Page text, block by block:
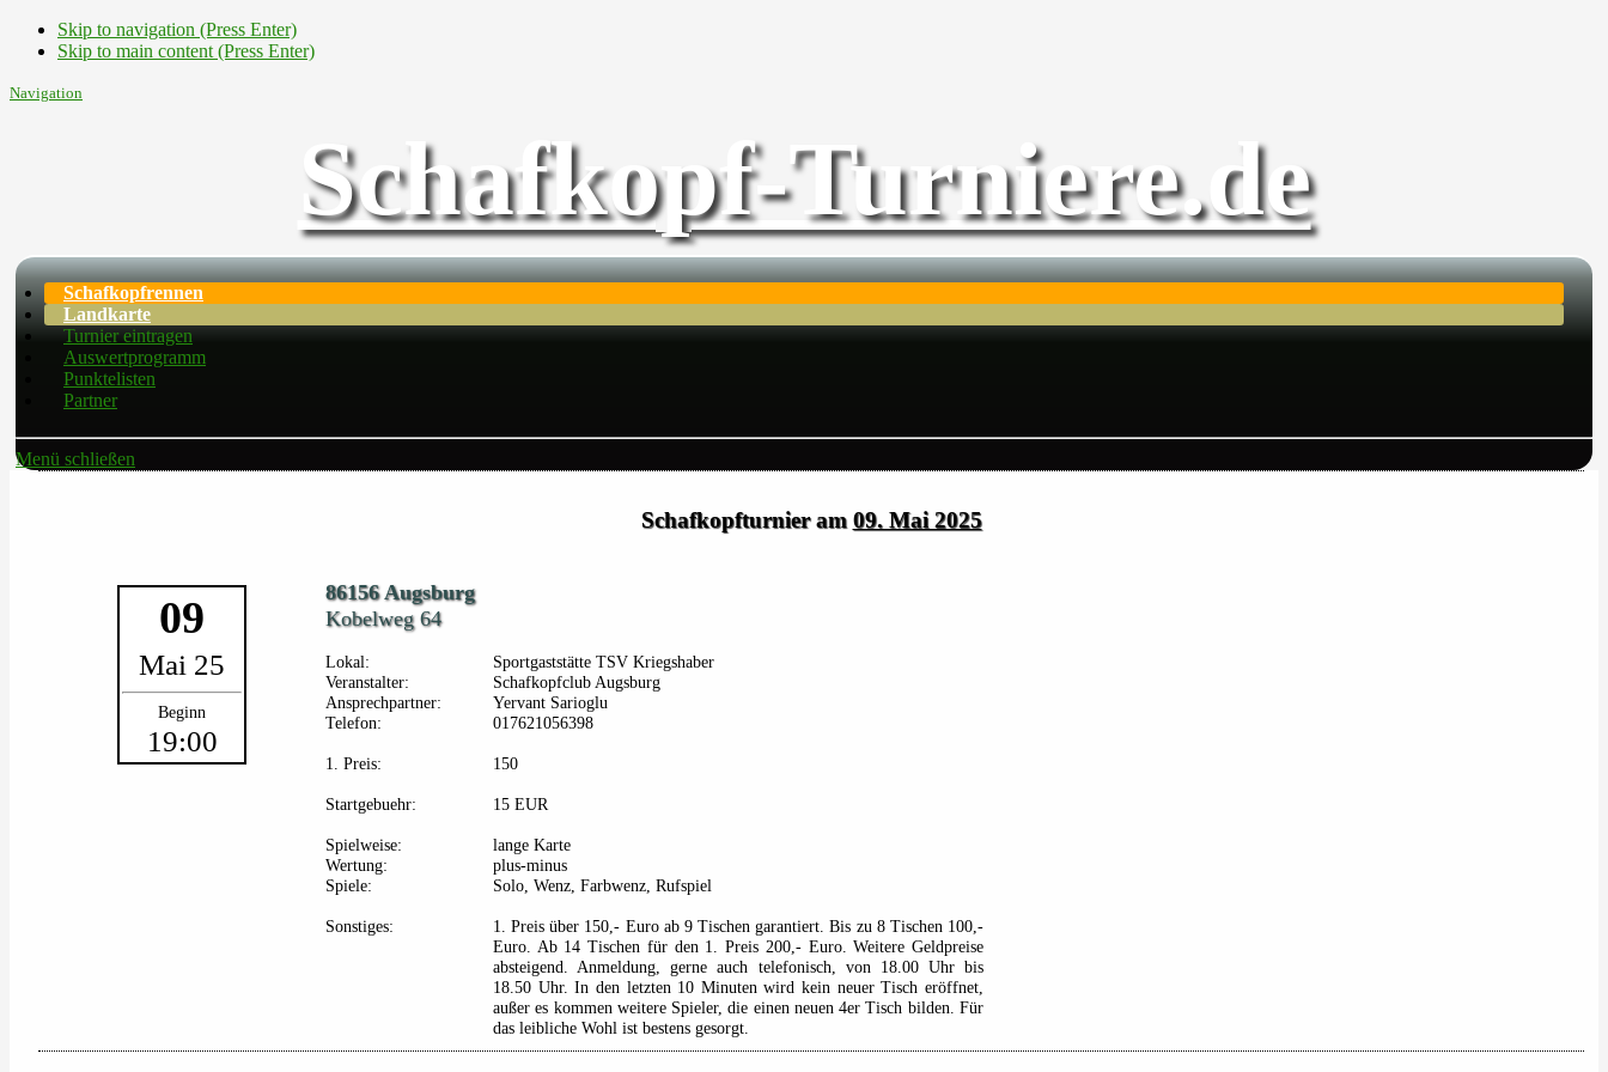
Skip to navigation (Press Enter)
Skip to main content (Press Enter)
Navigation
Schafkopf-Turniere.de
Schafkopfrennen
Landkarte
Turnier eintragen
Auswertprogramm
Punktelisten
Partner
Menü schließen
Schafkopfturnier am 09. Mai 2025
09
Mai 25
Beginn
19:00
86156 Augsburg
Kobelweg 64
Lokal:
Sportgaststätte TSV Kriegshaber
Veranstalter:
Schafkopfclub Augsburg
Ansprechpartner:
Yervant Sarioglu
Telefon:
017621056398
1. Preis: 150
Startgebuehr: 15 EUR
Spielweise:
lange Karte
Wertung:
plus-minus
Spiele:
Solo, Wenz, Farbwenz, Rufspiel
Sonstiges:
1. Preis über 150,- Euro ab 9 Tischen garantiert. Bis zu 8 Tischen 100,-
Euro. Ab 14 Tischen für den 1. Preis 200,- Euro. Weitere Geldpreise
absteigend. Anmeldung, gerne auch telefonisch, von 18.00 Uhr bis
18.50 Uhr. In den letzten 10 Minuten wird kein neuer Tisch eröffnet,
außer es kommen weitere Spieler, die einen neuen 4er Tisch bilden. Für
das leibliche Wohl ist bestens gesorgt.